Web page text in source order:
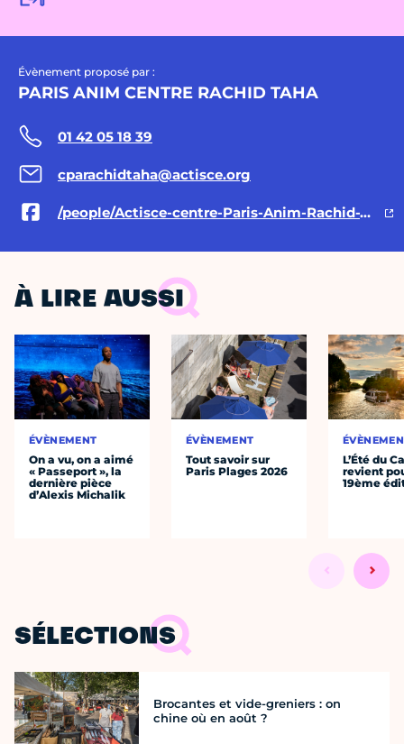
Évènement proposé par :
PARIS ANIM CENTRE RACHID TAHA
01 42 05 18 39
cparachidtaha@actisce.org
/people/Actisce-centre-Paris-Anim-Rachid-Taha/100064690731185/
À LIRE AUSSI
ÉVÈNEMENT
On a vu, on a aimé
« Passeport », la
dernière pièce
d’Alexis Michalik
ÉVÈNEMENT
Tout savoir sur
Paris Plages 2026
L’Été du
revient
19ème
SÉLECTIONS
Brocantes et vide-greniers : on
chine où en août ?